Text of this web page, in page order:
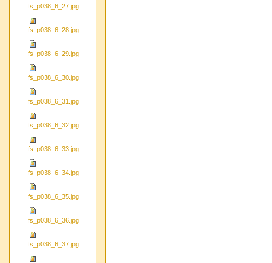
fs_p038_6_27.jpg
fs_p038_6_28.jpg
fs_p038_6_29.jpg
fs_p038_6_30.jpg
fs_p038_6_31.jpg
fs_p038_6_32.jpg
fs_p038_6_33.jpg
fs_p038_6_34.jpg
fs_p038_6_35.jpg
fs_p038_6_36.jpg
fs_p038_6_37.jpg